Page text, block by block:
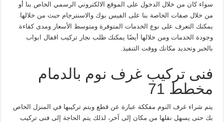
سواء كان من خلال الدخول على الموقع الالكتروني الرسمي الخاص بنا أو
من خلال صفات الخاصة بنا على الفيس بوك والاسنترجام حيث من خلالها
يمكنك التعرف على نوع الخدمات المتوفرة ومتوسط الأسعار ومدى كفاءة
وجودة الخدمات ومن خلالها أيضًا يمكنك طلب نجار تركيب اقفال ابواب
بالخبر وتحديد مكانك ووقت التنفيذ.
فنى تركيب غرف نوم بالدمام
مخطط 71
يتم شراء غرف النوم مفككة عبارة عن قطع ويتم تركيبها في المنزل الخاص
بك حتى يسهل نقلها من مكان إلى آخر، لذلك يتم الحاجة إلى فنى تركيب